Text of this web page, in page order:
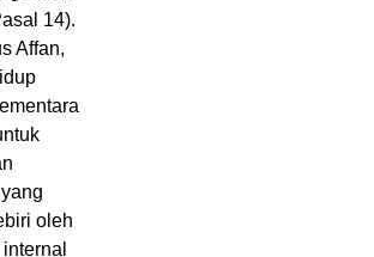
14).
Affan,
oleh